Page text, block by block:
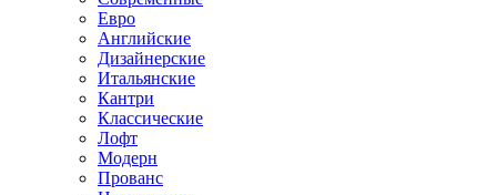
Евро
Английские
Дизайнерские
Итальянские
Кантри
Классические
Лофт
Модерн
Прованс